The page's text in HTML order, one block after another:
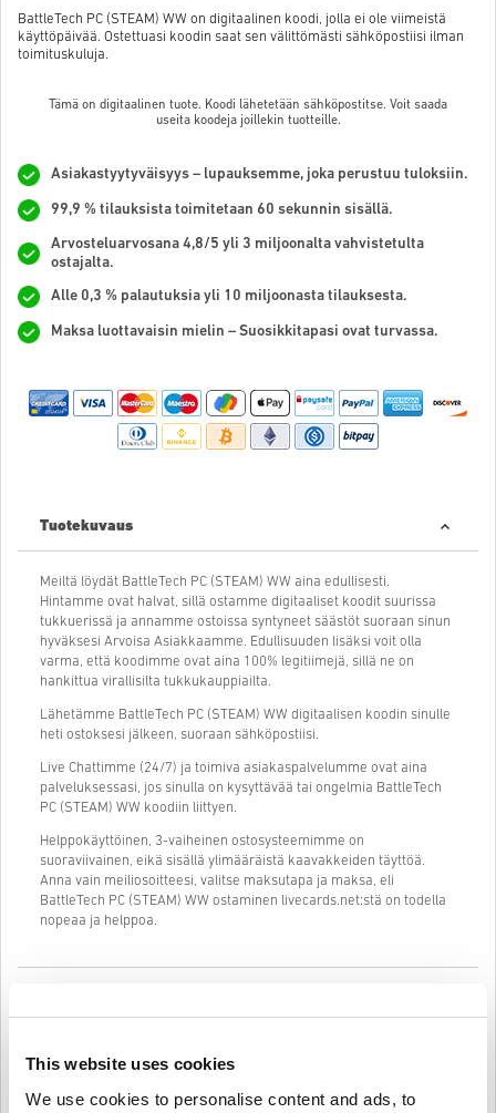
This website uses cookies
We use cookies to personalise content and ads, to
BattleTech PC (STEAM) WW on digitaalinen koodi, jolla ei ole viimeistä
käyttöpäivää. Ostettuasi koodin saat sen välittömästi sähköpostiisi ilman
toimituskuluja.
Tämä on digitaalinen tuote. Koodi lähetetään sähköpostitse. Voit saada
useita koodeja joillekin tuotteille.
Asiakastyytyväisyys – lupauksemme, joka perustuu tuloksiin.
99,9 % tilauksista toimitetaan 60 sekunnin sisällä.
Arvosteluarvosana 4,8/5 yli 3 miljoonalta vahvistetulta
ostajalta.
Alle 0,3 % palautuksia yli 10 miljoonasta tilauksesta.
Maksa luottavaisin mielin – Suosikkitapasi ovat turvassa.
Tuotekuvaus
Meiltä löydät BattleTech PC (STEAM) WW aina edullisesti.
Hintamme ovat halvat, sillä ostamme digitaaliset koodit suurissa
tukkuerissä ja annamme ostoissa syntyneet säästöt suoraan sinun
hyväksesi Arvoisa Asiakkaamme. Edullisuuden lisäksi voit olla
varma, että koodimme ovat aina 100% legitiimejä, sillä ne on
hankittua virallisilta tukkukauppiailta.
Lähetämme BattleTech PC (STEAM) WW digitaalisen koodin sinulle
heti ostoksesi jälkeen, suoraan sähköpostiisi.
Live Chattimme (24/7) ja toimiva asiakaspalvelumme ovat aina
palveluksessasi, jos sinulla on kysyttävää tai ongelmia BattleTech
PC (STEAM) WW koodiin liittyen.
Helppokäyttöinen, 3-vaiheinen ostosysteemimme on
suoraviivainen, eikä sisällä ylimääräistä kaavakkeiden täyttöä.
Anna vain meiliosoitteesi, valitse maksutapa ja maksa, eli
BattleTech PC (STEAM) WW ostaminen livecards.net:stä on todella
nopeaa ja helppoa.
ja helppoa:
Pre-Ordertuotteet ovat tilattavissa ennakkoon ja ne